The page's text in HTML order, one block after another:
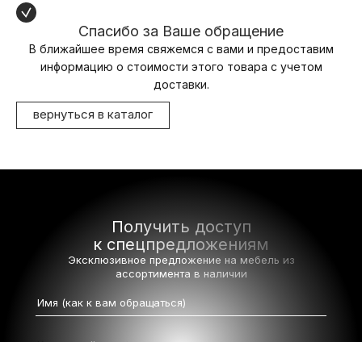
Спасибо за Ваше обращение
В ближайшее время свяжемся с вами и предоставим
информацию о стоимости этого товара с учетом
доставки.
вернуться в каталог
Получить доступ
к спецпредложениям
Эксклюзивное предложение на мебель из
ассортимента в наличии